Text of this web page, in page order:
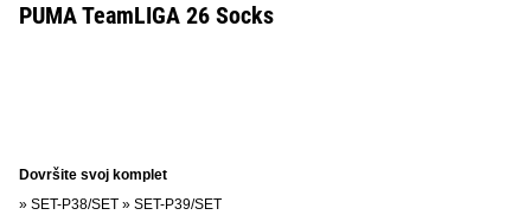
PUMA TeamLIGA 26 Socks
Dovršite svoj komplet
» SET-P38/SET » SET-P39/SET